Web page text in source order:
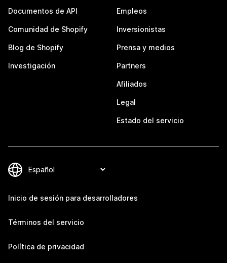
Documentos de API
Comunidad de Shopify
Blog de Shopify
Investigación
Empleos
Inversionistas
Prensa y medios
Partners
Afiliados
Legal
Estado del servicio
Inicio de sesión para desarrolladores
Términos del servicio
Política de privacidad